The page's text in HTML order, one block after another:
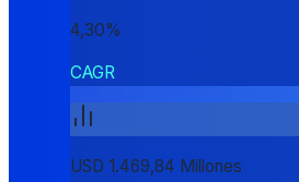
4,30%
CAGR
USD 1.469,84 Millones